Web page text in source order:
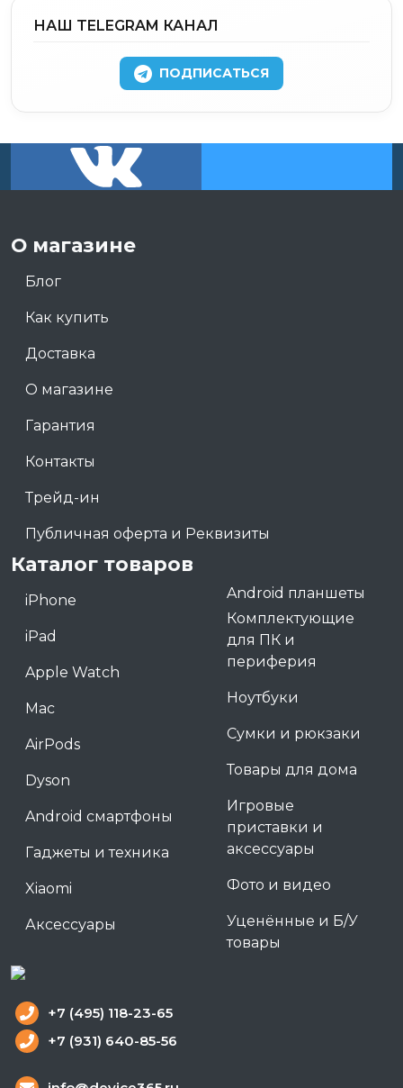
НАШ TELEGRAM КАНАЛ
ПОДПИСАТЬСЯ
О магазине
Блог
Как купить
Доставка
О магазине
Гарантия
Контакты
Трейд-ин
Публичная оферта и Реквизиты
Каталог товаров
iPhone
iPad
Apple Watch
Mac
AirPods
Dyson
Android смартфоны
Гаджеты и техника
Xiaomi
Аксессуары
Android планшеты
Комплектующие
для ПК и
периферия
Ноутбуки
Сумки и рюкзаки
Товары для дома
Игровые
приставки и
аксессуары
Фото и видео
Уценённые и Б/У
товары
+7 (495) 118-23-65
+7 (931) 640-85-56